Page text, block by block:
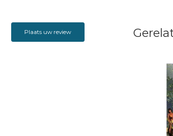
Plaats uw review